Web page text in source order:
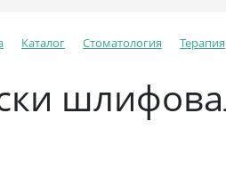
Каталог Стоматология Терапия